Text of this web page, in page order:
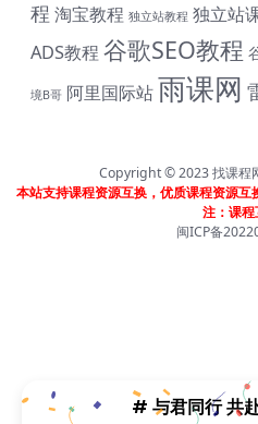
程 淘宝教程 独立站教程 独立站
ADS教程谷歌SEO教程
境B哥 阿里国际站雨课网
Copyright © 2023找课程
本站支持课程资源互换，优质课程资源
注：课
闽ICP备
终身SVIP会员限时 1399 元
列课程》共计17套打包价
期解码新课） | 《米课全系